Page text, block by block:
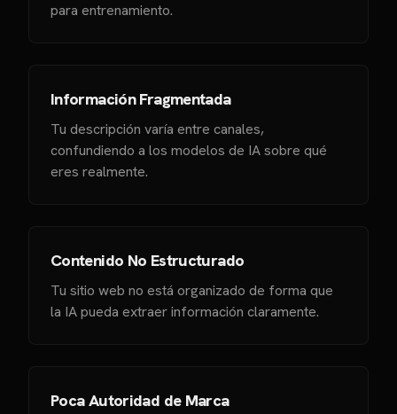
para entrenamiento.
Información Fragmentada
Tu descripción varía entre canales,
confundiendo a los modelos de IA sobre qué
eres realmente.
Contenido No Estructurado
Tu sitio web no está organizado de forma que
la IA pueda extraer información claramente.
Poca Autoridad de Marca